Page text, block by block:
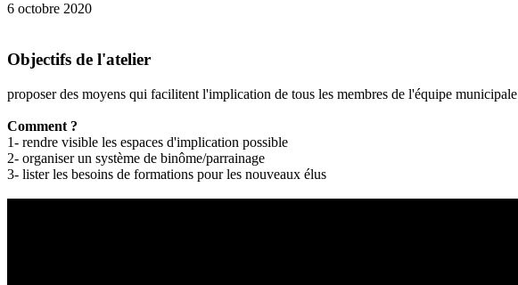
6 octobre 2020
Objectifs de l'atelier
proposer des moyens qui facilitent l'implication de tous les membres de l'équipe municipale
Comment ?
1- rendre visible les espaces d'implication possible
2- organiser un système de binôme/parrainage
3- lister les besoins de formations pour les nouveaux élus